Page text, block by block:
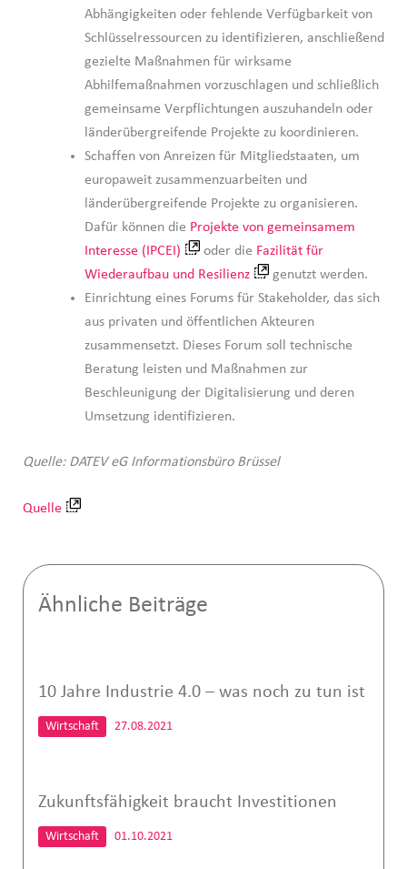
Abhängigkeiten oder fehlende Verfügbarkeit von
Schlüsselressourcen zu identifizieren, anschließend
gezielte Maßnahmen für wirksame
Abhilfemaßnahmen vorzuschlagen und schließlich
gemeinsame Verpflichtungen auszuhandeln oder
länderübergreifende Projekte zu koordinieren.
Schaffen von Anreizen für Mitgliedstaaten, um
europaweit zusammenzuarbeiten und
länderübergreifende Projekte zu organisieren.
Dafür können die Projekte von gemeinsamem
Interesse (IPCEI)
oder die Fazilität für
Wiederaufbau und Resilienz
genutzt werden.
Einrichtung eines Forums für Stakeholder, das sich
aus privaten und öffentlichen Akteuren
zusammensetzt. Dieses Forum soll technische
Beratung leisten und Maßnahmen zur
Beschleunigung der Digitalisierung und deren
Umsetzung identifizieren.
Quelle: DATEV eG Informationsbüro Brüssel
Quelle
Ähnliche Beiträge
10 Jahre Industrie 4.0 – was noch zu tun ist
Wirtschaft 27.08.2021
Zukunftsfähigkeit braucht Investitionen
Wirtschaft 01.10.2021